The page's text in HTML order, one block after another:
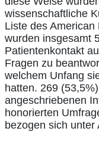
wissenschaftliche
Liste des
wurden insgesamt
Patientenkontakt
Fragen zu
welchem Unfang
hatten. 269
angeschriebenen
honorierten
bezogen sich unter